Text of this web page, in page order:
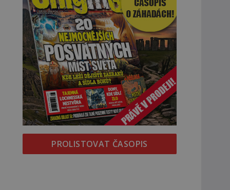
PROLISTOVAT ČASOPIS